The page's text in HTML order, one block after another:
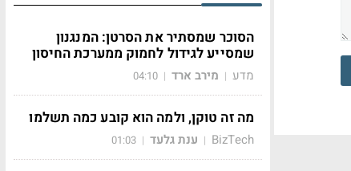
הסוכר שמסתיר את הסרטן: המנגנון
שמסייע לגידול לחמוק ממערכת החיסון
מדע | מירב ארד |
04:10
מה זה טוקן, ולמה הוא קובע כמה תשלמו
BizTech
| ענת גלעד |
01:03